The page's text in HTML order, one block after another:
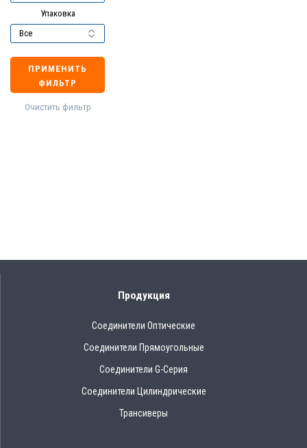
Упаковка
ПРИМЕНИТЬ
ФИЛЬТР
Очистить фильтр
Продукция
Соединители Оптические
Соединители Прямоугольные
Соединители G-Серия
Соединители Цилиндрические
Трансиверы